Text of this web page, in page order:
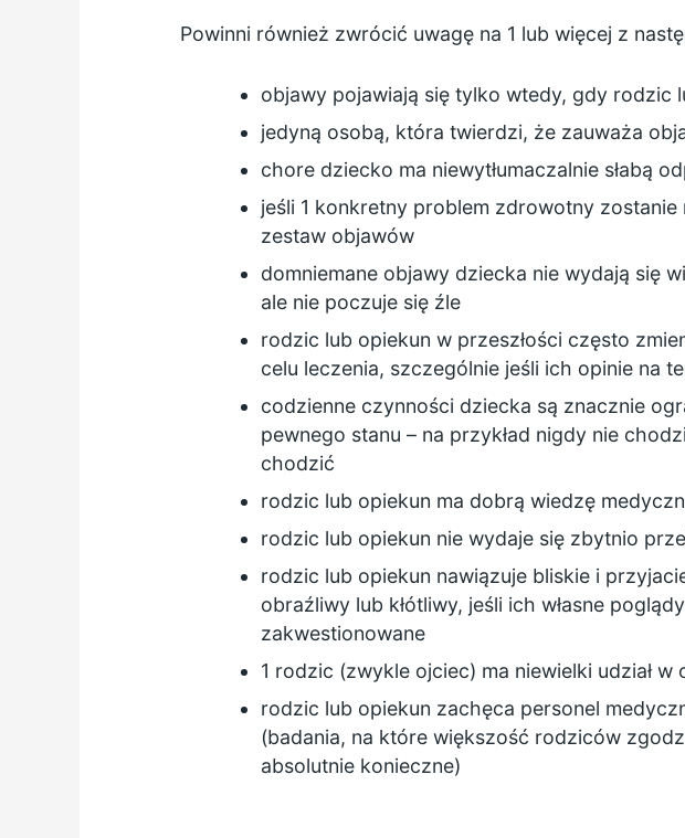
Powinni również zwrócić uwagę na 1 lub więcej z
objawy pojawiają się tylko wtedy, gdy rodzic
jedyną osobą, która twierdzi, że zauważa
chore dziecko ma niewytłumaczalnie słabą
jeśli 1 konkretny problem zdrowotny
zestaw objawów
domniemane objawy dziecka nie wydają się
ale nie poczuje się źle
rodzic lub opiekun w przeszłości często
celu leczenia, szczególnie jeśli ich opinie na
codzienne czynności dziecka są znacznie
pewnego stanu – na przykład nigdy nie
chodzić
rodzic lub opiekun ma dobrą wiedzę
rodzic lub opiekun nie wydaje się zbytnio
rodzic lub opiekun nawiązuje bliskie i
obraźliwy lub kłótliwy, jeśli ich własne
zakwestionowane
1 rodzic (zwykle ojciec) ma niewielki udział
rodzic lub opiekun zachęca personel
(badania, na które większość rodziców
absolutnie konieczne)